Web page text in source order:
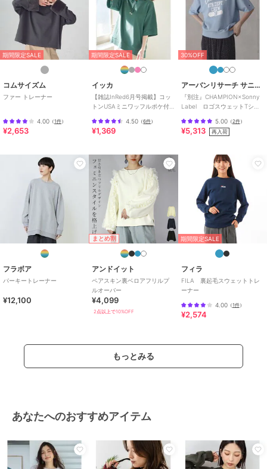
期間限定SALE
コムサイズム
ファー トレーナー
4.00 （1件）
¥2,653
期間限定SALE
イッカ
【雑誌InRed6月号掲載】コッ
トンUSAミニワッフルポケ付
4.50 （6件）
¥1,369
30%OFF
アーバンリサーチ サニーレーベル
『別注』CHAMPION×Sonny
Label ロゴスウェットTシャ
5.00（2件）
¥5,313 再入荷
フラボア
パーキートレーナー
¥12,100
まとめ割
アンドイット
ペアスキン裏ベロアフリルプ
ルオーバー
¥4,099
2点以上で10%OFF
期間限定SALE
フィラ
FILA 裏起毛スウェットトレ
ーナー
4.00（1件）
¥2,574
もっとみる
あなたへのおすすめアイテム